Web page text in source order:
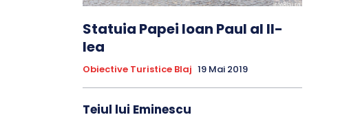
Statuia Papei Ioan Paul al II-
lea
Obiective Turistice Blaj 19 Mai 2019
Teiul lui Eminescu